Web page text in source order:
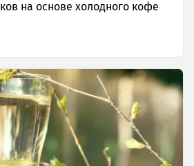
на основе холодного кофе